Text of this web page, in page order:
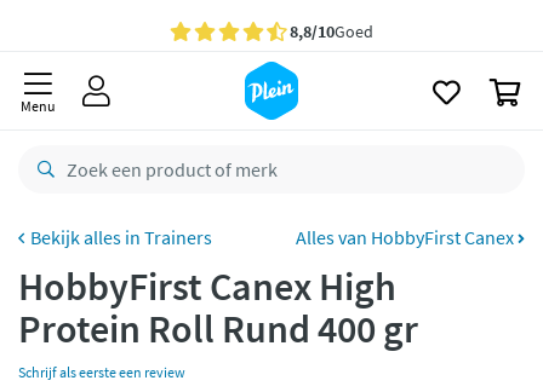
Gratisbezorging vanaf 35,- *
besteld,maandag
retourneren
bezorgd
Betaal met Klarna
Menu
Trainers Alles van HobbyFirst Canex
HobbyFirst Canex High
Protein Roll Rund 400 gr
Schrijf als eerste een review